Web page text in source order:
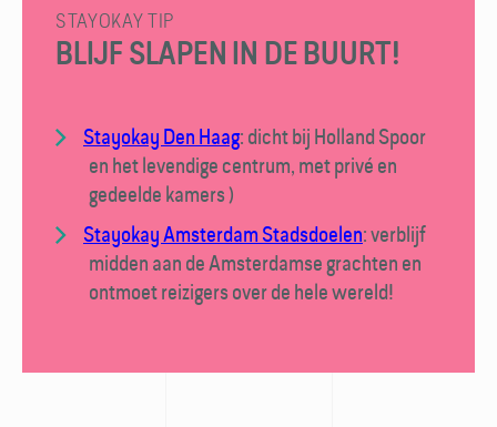
STAYOKAY TIP
BLIJF SLAPEN IN DE BUURT!
Stayokay Den Haag: dicht bij Holland Spoor
en het levendige centrum, met privé en
gedeelde kamers )
Stayokay Amsterdam Stadsdoelen: verblijf
midden aan de Amsterdamse grachten en
ontmoet reizigers over de hele wereld!